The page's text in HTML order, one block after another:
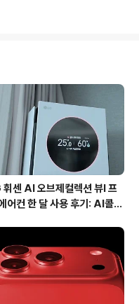
운받아
을 찾
이션은
라우드
내용을 백
휘센 AI 오브제컬렉션 뷰I 프
어컨 한 달 사용 후기: AI콜드